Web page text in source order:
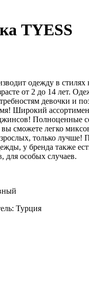
TYESS
одежду в
от 2 до 14 лет.
девочки и
Широкий
Полноценные
сможете легко
только лучше!
у бренда также
для особых случаев.
Турция